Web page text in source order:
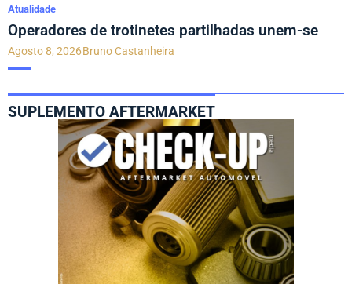
Atualidade
Operadores de trotinetes partilhadas unem-se
Agosto 8, 2026Bruno Castanheira
SUPLEMENTO AFTERMARKET